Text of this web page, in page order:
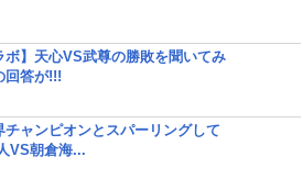
ボ】天心VS武尊の勝敗を聞いてみ
回答が!!!
チャンピオンとスパーリングして
VS朝倉海...